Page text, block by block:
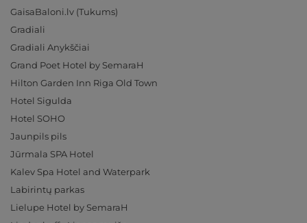
GaisaBaloni.lv (Tukums)
Gradiali
Gradiali Anykščiai
Grand Poet Hotel by SemaraH
Hilton Garden Inn Riga Old Town
Hotel Sigulda
Hotel SOHO
Jaunpils pils
Jūrmala SPA Hotel
Kalev Spa Hotel and Waterpark
Labirintų parkas
Lielupe Hotel by SemaraH